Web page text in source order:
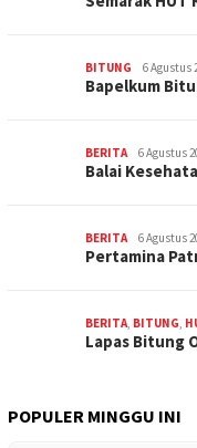
BITUNG 6 Agustus
‎Bapelkum
BERITA 6 Agustus
Balai
BERITA 6 Agustus
Pertamina
BERITA, BITUNG,
Lapas Bitung
POPULER MINGGU INI